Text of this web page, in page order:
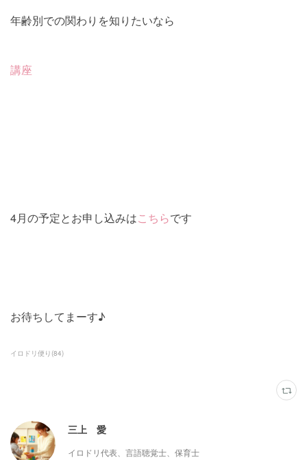
年齢別での関わりを知りたいなら
講座
4月の予定とお申し込みはこちらです
お待ちしてまーす♪
イロドリ便り (84)
三上 愛
イロドリ代表、言語聴覚士、保育士